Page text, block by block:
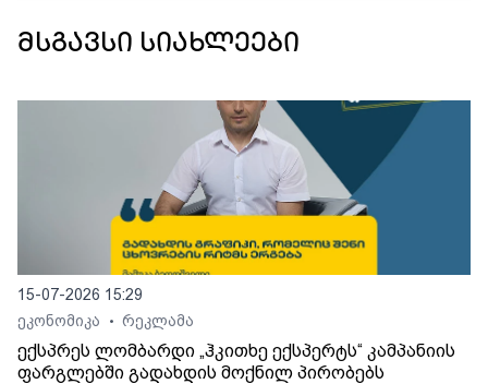
მსგავსი სიახლეები
15-07-2026 15:29
ეკონომიკა
• რეკლამა
ექსპრეს ლომბარდი „ჰკითხე ექსპერტს“ კამპანიის
ფარგლებში გადახდის მოქნილ პირობებს